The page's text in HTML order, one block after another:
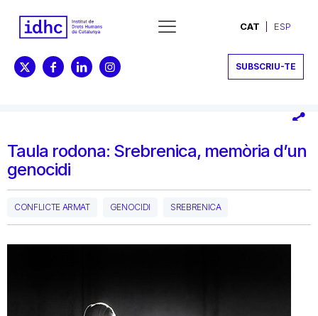
CAT ESP
SUBSCRIU-TE
Taula rodona: Srebrenica, memòria d’un
genocidi
CONFLICTE ARMAT GENOCIDI SREBRENICA